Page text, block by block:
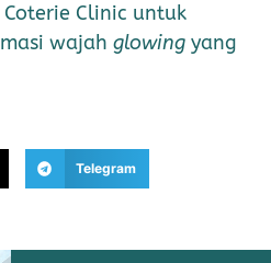
Clinic untuk
wajah glowing yang
Telegram